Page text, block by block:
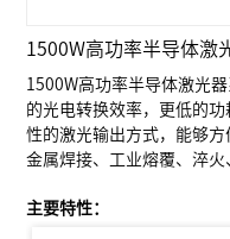
1500W高功率半导体激
1500W高功率半导体激光
的光电转换效率，更低的
性的激光输出方式，能够
金属焊接、工业熔覆、淬火
主要特性：